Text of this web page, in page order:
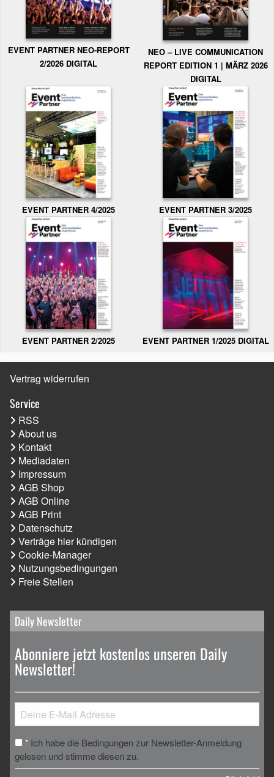
EVENT PARTNER NEO-REPORT
2/2026 DIGITAL
NEO – LIVE COMMUNICATION
REPORT EDITION 1 | MÄRZ 2026
DIGITAL
EVENT PARTNER 4/2025 EVENT PARTNER 3/2025
EVENT PARTNER 2/2025 EVENT PARTNER 1/2025 DIGITAL
Vertrag widerrufen
Service
RSS
About us
Kontakt
Mediadaten
Impressum
AGB Shop
AGB Online
AGB Print
Datenschutz
Verträge hier kündigen
Cookie-Manager
Nutzungsbedingungen
Freie Stellen
Daily Newsletter
Abonniere jetzt kostenlos unseren Daily
Newsletter!
* Ich habe die Bedingungen zur Newsletter-Anmeldung
gelesen und stimme diesen zu.